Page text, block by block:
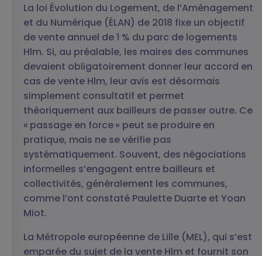
La loi Évolution du Logement, de l’Aménagement
et du Numérique (ÉLAN) de 2018 fixe un objectif
de vente annuel de 1 % du parc de logements
Hlm. Si, au préalable, les maires des communes
devaient obligatoirement donner leur accord en
cas de vente Hlm, leur avis est désormais
simplement consultatif et permet
théoriquement aux bailleurs de passer outre. Ce
« passage en force » peut se produire en
pratique, mais ne se vérifie pas
systématiquement. Souvent, des négociations
informelles s’engagent entre bailleurs et
collectivités, généralement les communes,
comme l’ont constaté Paulette Duarte et Yoan
Miot.
La Métropole européenne de Lille (MEL), qui s’est
emparée du sujet de la vente Hlm et fournit son